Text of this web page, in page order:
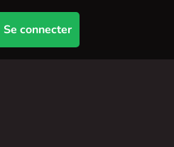
Se connecter